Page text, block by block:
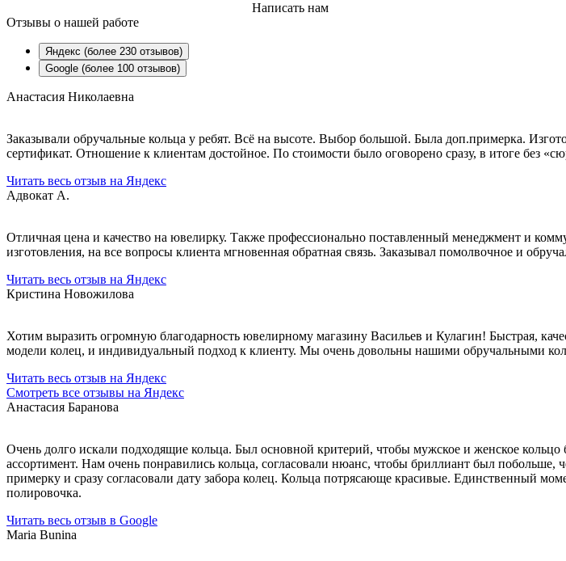
Написать нам
Отзывы о нашей работе
Яндекс (более 230 отзывов)
Google (более 100 отзывов)
Анастасия Николаевна
Заказывали обручальные кольца у ребят. Всё на высоте. Выбор большой. Была доп.примерка.
сертификат. Отношение к клиентам достойное. По стоимости было оговорено сразу, в итоге без
Читать весь отзыв на Яндекс
Адвокат А.
Отличная цена и качество на ювелирку. Также профессионально поставленный менеджмент и
изготовления, на все вопросы клиента мгновенная обратная связь. Заказывал помолвочное и
Читать весь отзыв на Яндекс
Кристина Новожилова
Хотим выразить огромную благодарность ювелирному магазину Васильев и Кулагин! Быстрая,
модели колец, и индивидуальный подход к клиенту. Мы очень довольны нашими обручальными
Читать весь отзыв на Яндекс
Смотреть все отзывы на Яндекс
Анастасия Баранова
Очень долго искали подходящие кольца. Был основной критерий, чтобы мужское и женское
ассортимент. Нам очень понравились кольца, согласовали нюанс, чтобы бриллиант был побольше,
примерку и сразу согласовали дату забора колец. Кольца потрясающе красивые. Единственный
полировочка.
Читать весь отзыв в Google
Maria Bunina